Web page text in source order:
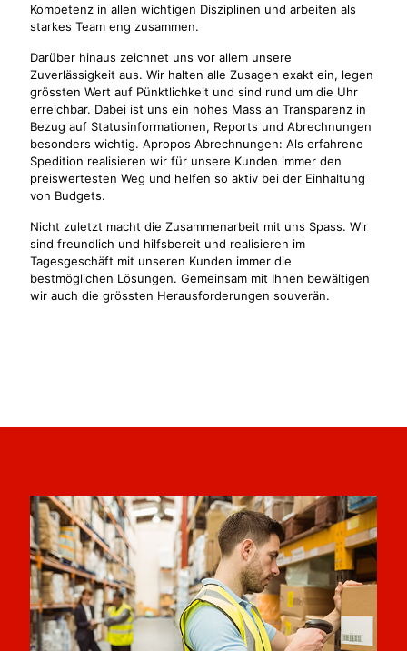
Kompetenz in allen wichtigen Disziplinen und arbeiten als
starkes Team eng zusammen.
Darüber hinaus zeichnet uns vor allem unsere
Zuverlässigkeit aus. Wir halten alle Zusagen exakt ein, legen
grössten Wert auf Pünktlichkeit und sind rund um die Uhr
erreichbar. Dabei ist uns ein hohes Mass an Transparenz in
Bezug auf Statusinformationen, Reports und Abrechnungen
besonders wichtig. Apropos Abrechnungen: Als erfahrene
Spedition realisieren wir für unsere Kunden immer den
preiswertesten Weg und helfen so aktiv bei der Einhaltung
von Budgets.
Nicht zuletzt macht die Zusammenarbeit mit uns Spass. Wir
sind freundlich und hilfsbereit und realisieren im
Tagesgeschäft mit unseren Kunden immer die
bestmöglichen Lösungen. Gemeinsam mit Ihnen bewältigen
wir auch die grössten Herausforderungen souverän.